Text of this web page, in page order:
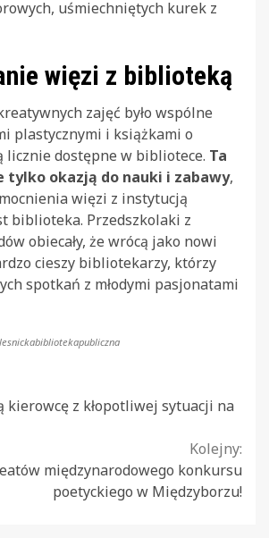
uśmiechniętych kurek z
więzi z biblioteką
zajęć było wspólne
plastycznymi i książkami o
licznie dostępne w bibliotece. Ta
tylko okazją do nauki i zabawy,
więzi z instytucją
biblioteka. Przedszkolaki z
obiecały, że wrócą jako nowi
cieszy bibliotekarzy, którzy
spotkań z młodymi pasjonatami
kierowcę z kłopotliwej sytuacji na
Kolejny:
międzynarodowego konkursu
poetyckiego w Międzyborzu!